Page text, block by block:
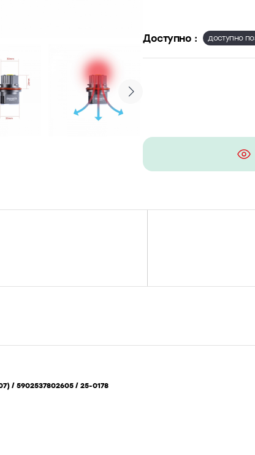
Доступно : доступно
/ 5902537802605 / 25-0178